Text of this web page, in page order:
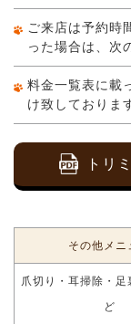
ご来店は予約時
った場合は、次
料金一覧表に載
け致しておりま
トリ
その他メニ
爪切り・耳掃除・足
ど